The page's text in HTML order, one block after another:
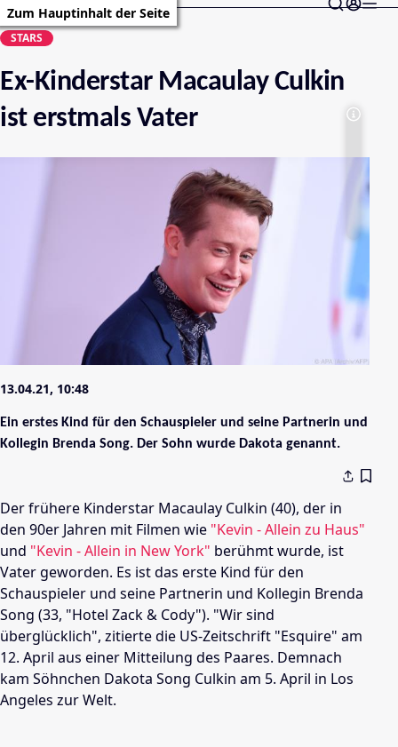
Zum Hauptinhalt der Seite
STARS
Ex-Kinderstar Macaulay Culkin
ist erstmals Vater
13.04.21, 10:48
Ein erstes Kind für den Schauspieler und seine Partnerin und
Kollegin Brenda Song. Der Sohn wurde Dakota genannt.
Der frühere Kinderstar Macaulay Culkin (40), der in
den 90er Jahren mit Filmen wie "Kevin - Allein zu Haus"
und "Kevin - Allein in New York" berühmt wurde, ist
Vater geworden. Es ist das erste Kind für den
Schauspieler und seine Partnerin und Kollegin Brenda
Song (33, "Hotel Zack & Cody"). "Wir sind
überglücklich", zitierte die US-Zeitschrift "Esquire" am
12. April aus einer Mitteilung des Paares. Demnach
kam Söhnchen Dakota Song Culkin am 5. April in Los
Angeles zur Welt.